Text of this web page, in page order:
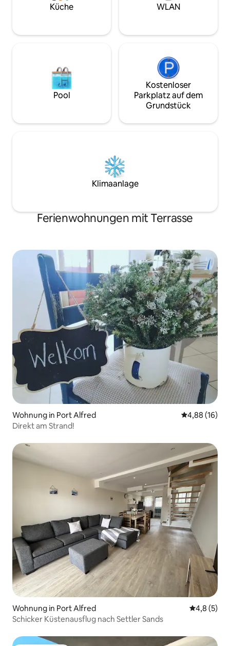
Sichere Parkplätze abseits der Straße für
Ausgezeichnetes
Küche WLAN
Pool
Kostenloser
Parkplatz auf dem
Grundstück
Klimaanlage
Ferienwohnungen mit Terrasse
Wohnung in Port Alfred
4,88 (16)
Direkt am Strand!
Wohnung in Port Alfred
4,8 (5)
Schicker Küstenausflug nach Settler Sands